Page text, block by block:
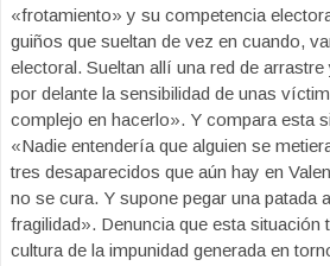
«frotamiento» y su competencia
guiños que sueltan de vez en cuando,
electoral. Sueltan allí una red de
por delante la sensibilidad de unas
complejo en hacerlo». Y compara esta
«Nadie entendería que alguien se
tres desaparecidos que aún hay en
no se cura. Y supone pegar una patada
fragilidad». Denuncia que esta situación
cultura de la impunidad generada en